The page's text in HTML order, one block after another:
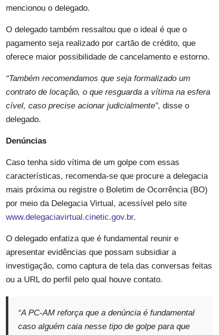
mencionou o delegado.
O delegado também ressaltou que o ideal é que o
pagamento seja realizado por cartão de crédito, que
oferece maior possibilidade de cancelamento e estorno.
“Também recomendamos que seja formalizado um
contrato de locação, o que resguarda a vítima na esfera
cível, caso precise acionar judicialmente”, disse o
delegado.
Denúncias
Caso tenha sido vítima de um golpe com essas
características, recomenda-se que procure a delegacia
mais próxima ou registre o Boletim de Ocorrência (BO)
por meio da Delegacia Virtual, acessível pelo site
www.delegaciavirtual.cinetic.gov.br.
O delegado enfatiza que é fundamental reunir e
apresentar evidências que possam subsidiar a
investigação, como captura de tela das conversas feitas
ou a URL do perfil pelo qual houve contato.
“A PC-AM reforça que a denúncia é fundamental
caso alguém caia nesse tipo de golpe para que